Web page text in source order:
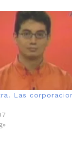
Las